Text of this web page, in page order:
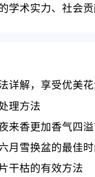
学术实力、社会
详解，享受优美花
理方法
来香更加香气四溢
月雪换盆的最佳时
干枯的有效方法